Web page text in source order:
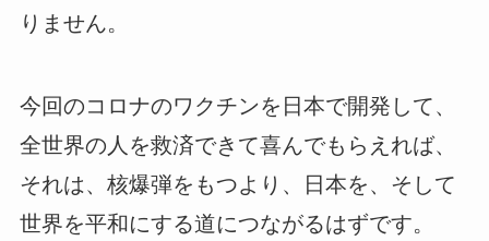
りません。
今回のコロナのワクチンを日本で開発して、
全世界の人を救済できて喜んでもらえれば、
それは、核爆弾をもつより、日本を、そして
世界を平和にする道につながるはずです。